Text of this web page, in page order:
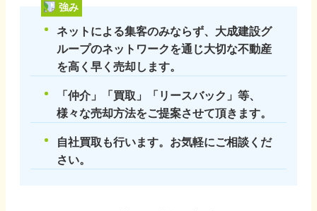
強み
ネットによる集客のみならず、大成建設グ
ループのネットワークを通じ大切な不動産
を高く早く売却します。
「仲介」「買取」「リースバック」等、
様々な売却方法をご提案させて頂きます。
自社買取も行います。お気軽にご相談くだ
さい。